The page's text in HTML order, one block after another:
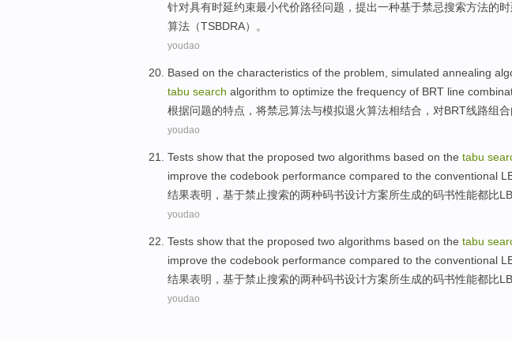
针对具有时延约束最小代价路径问题 ， 提出一种基于禁忌搜索方法的
算法 （TSBDRA）。
youdao
Based on the characteristics of the problem simulated annealing
tabu search algorithm to optimize the frequency of BRT line
根据问题的特点 ，将禁忌算法与模拟退火算法相结合， 对BRT线路组合
youdao
Tests show that the proposed two algorithms based on the tabu
improve the codebook performance compared to the conventional
结果表明 ， 基于禁止搜索的两种码书设计方案所生成的码书性能都比
youdao
Tests show that the proposed two algorithms based on the tabu
improve the codebook performance compared to the conventional
结果表明 ， 基于禁止搜索的两种码书设计方案所生成的码书性能都比
youdao